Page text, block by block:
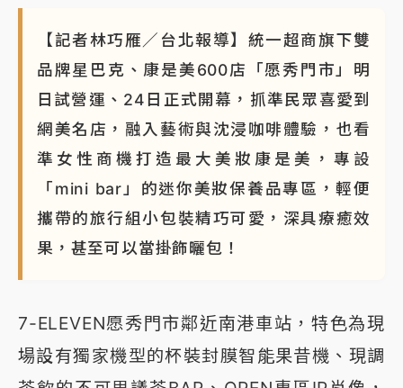
【記者林巧雁／台北報導】統一超商旗下雙
品牌星巴克、康是美600店「愿秀門市」明
日試營運、24日正式開幕，抓準民眾喜愛到
網美名店，融入藝術與沈浸咖啡體驗，也看
準女性商機打造最大美妝康是美，專設
「mini bar」的迷你美妝保養品專區，輕便
攜帶的旅行組小包裝精巧可愛，深具療癒效
果，甚至可以當掛飾曬包！
7-ELEVEN愿秀門市鄰近南港車站，特色為現
場設有獨家機型的杯裝封膜智能果昔機、現調